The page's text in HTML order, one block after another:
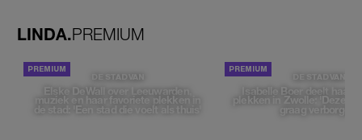
LINDA.PREMIUM
DE STAD VAN
Elske DeWall over Leeuwarden,
muziek en haar favoriete plekken in
de stad: 'Een stad die voelt als thuis'
DE STAD VAN
Isabelle Boer deelt haar
plekken in Zwolle: 'Deze
graag verborgen'